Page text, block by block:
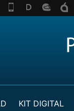
KIT DIGITAL